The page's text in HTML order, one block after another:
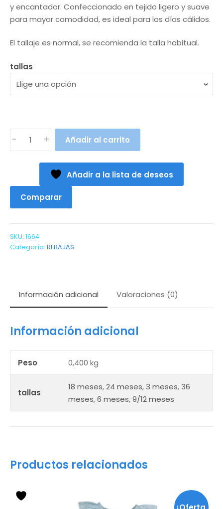
y encantador. Confeccionado en tejido ligero y suave
para mayor comodidad, es ideal para los días cálidos.
El tallaje es normal, se recomienda la talla habitual.
tallas
36meses)
cantidad
- + Añadir al carrito
Añadir a la lista de deseos
Comparar
SKU: 1664
Categoría: REBAJAS
Información adicional Valoraciones (0)
Información adicional
Peso 0,400 kg
tallas
18 meses,24 meses,3 meses,36
meses,6 meses,9/12 meses
Productos relacionados
producto